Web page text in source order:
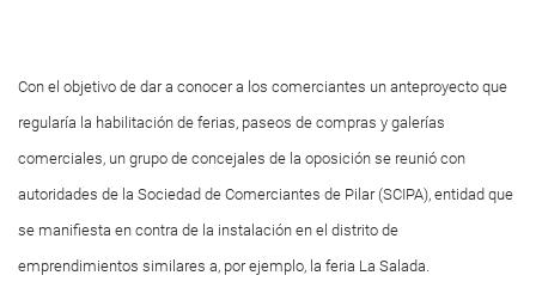
Con el objetivo de dar a conocer a los comerciantes un anteproyecto que
regularía la habilitación de ferias, paseos de compras y galerías
comerciales, un grupo de concejales de la oposición se reunió con
autoridades de la Sociedad de Comerciantes de Pilar (SCIPA), entidad que
se manifiesta en contra de la instalación en el distrito de
emprendimientos similares a, por ejemplo, la feria La Salada.